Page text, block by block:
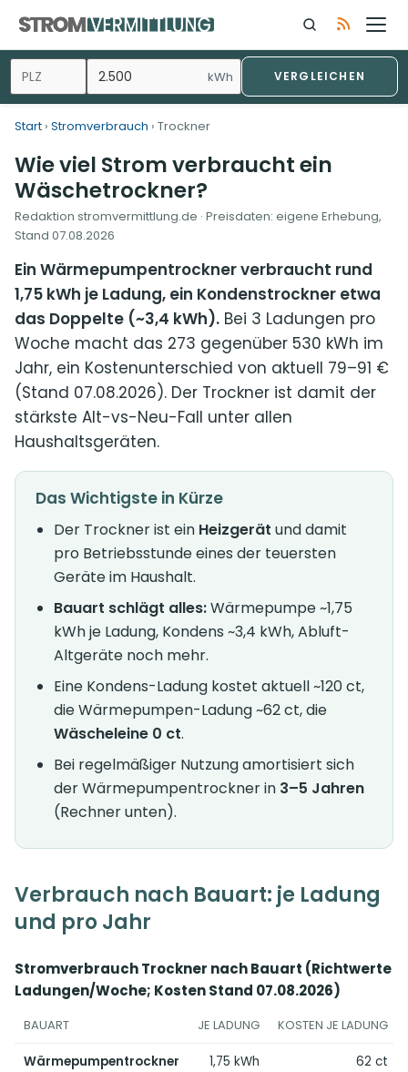
Inhalt
springen
kWh VERGLEICHEN
Start › Stromverbrauch › Trockner
Wie viel Strom verbraucht ein
Wäschetrockner?
Redaktion stromvermittlung.de · Preisdaten: eigene Erhebung,
Stand 07.08.2026
Ein Wärmepumpentrockner verbraucht rund
1,75 kWh je Ladung, ein Kondenstrockner etwa
das Doppelte (~3,4 kWh). Bei 3 Ladungen pro
Woche macht das 273 gegenüber 530 kWh im
Jahr, ein Kostenunterschied von aktuell 79–91 €
(Stand 07.08.2026). Der Trockner ist damit der
stärkste Alt-vs-Neu-Fall unter allen
Haushaltsgeräten.
Das Wichtigste in Kürze
Der Trockner ist ein Heizgerät und damit
pro Betriebsstunde eines der teuersten
Geräte im Haushalt.
Bauart schlägt alles:Wärmepumpe ~1,75
kWh je Ladung, Kondens ~3,4 kWh, Abluft-
Altgeräte noch mehr.
Eine Kondens-Ladung kostet aktuell ~120 ct,
die Wärmepumpen-Ladung ~62 ct, die
Wäscheleine 0 ct.
Bei regelmäßiger Nutzung amortisiert sich
der Wärmepumpentrockner in 3–5 Jahren
(Rechner unten).
Verbrauch nach Bauart: je Ladung
und pro Jahr
Stromverbrauch Trockner nach Bauart (Richtwerte
Ladungen/Woche; Kosten Stand 07.08.2026)
BAUART JE LADUNG KOSTEN JE LADUNG
Wärmepumpentrockner
1,75 kWh 62 ct